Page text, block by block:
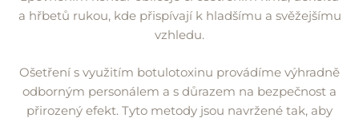
a hřbetů rukou, kde přispívají k hladšímu a svěžejšímu
vzhledu.
Ošetření s využitím botulotoxinu provádíme výhradně
odborným personálem a s důrazem na bezpečnost a
přirozený efekt. Tyto metody jsou navržené tak, aby